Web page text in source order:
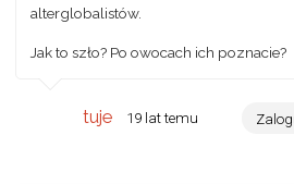
alterglobalistów.
Jak to szło? Po owocach ich poznacie?
tuje 19 lat temu